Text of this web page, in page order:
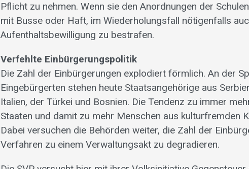
Pflicht zu nehmen. Wenn sie den Anordnungen der
mit Busse oder Haft, im Wiederholungsfall nötigenfalls
Aufenthaltsbewilligung zu bestrafen.
Verfehlte Einbürgerungspolitik
Die Zahl der Einbürgerungen explodiert förmlich. An der
Eingebürgerten stehen heute Staatsangehörige aus
Italien, der Türkei und Bosnien. Die Tendenz zu immer
Staaten und damit zu mehr Menschen aus kulturfremden
Dabei versuchen die Behörden weiter, die Zahl der
Verfahren zu einem Verwaltungsakt zu degradieren.